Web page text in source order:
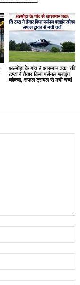
अल्मोड़ा के गांव से आसमान तक: रवि
टम्टा ने तैयार किया पर्सनल फ्लाइंग
व्हीकल, सफल ट्रायल से मची चर्चा